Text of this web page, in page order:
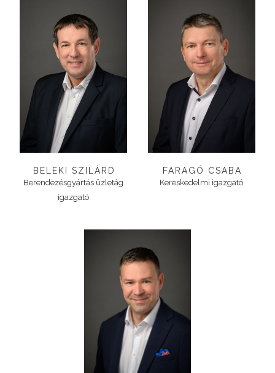
BELEKI SZILÁRD
Berendezésgyártás üzletág
igazgató
FARAGÓ CSABA
Kereskedelmi igazgató